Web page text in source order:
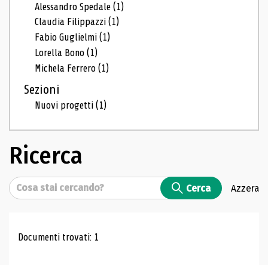
Alessandro Spedale(1)
Claudia Filippazzi(1)
Fabio Guglielmi(1)
Lorella Bono(1)
Michela Ferrero(1)
Sezioni
Nuovi progetti(1)
Ricerca
Cerca Cerca Azzera
Risultati di ricerca
Documenti trovati: 1